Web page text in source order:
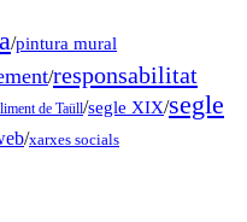
/pintura mural
/responsabilitat
de Taüll/segle XIX/segle
/xarxes socials